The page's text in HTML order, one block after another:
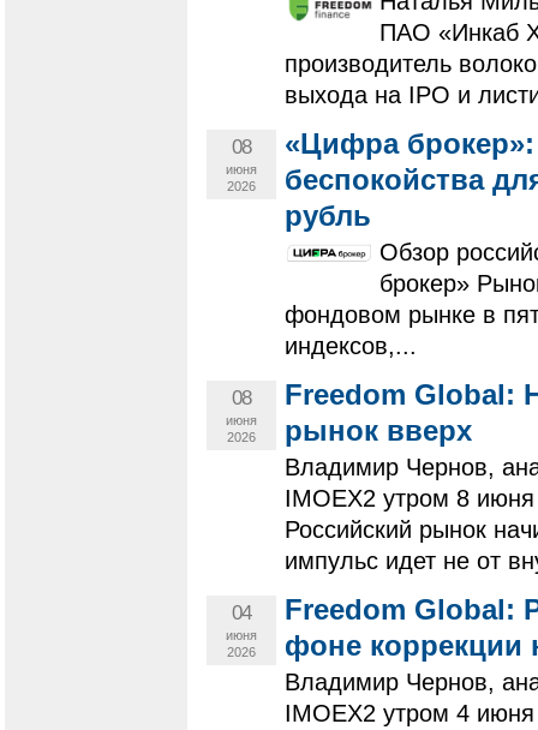
ПАО «Инкаб
производитель
выхода на IPO и
08
июня
2026
«Цифра
беспокойства
рубль
Обзор
брокер»
фондовом рынке в
индексов,...
08
июня
2026
Freedom Global:
рынок вверх
Владимир Чернов,
IMOEX2 утром 8 июня
Российский рынок
импульс идет не от
04
июня
2026
Freedom Global:
фоне коррекции
Владимир Чернов,
IMOEX2 утром 4